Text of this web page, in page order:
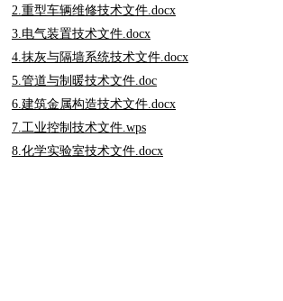
2.重型车辆维修技术文件.docx
3.电气装置技术文件.docx
4.抹灰与隔墙系统技术文件.docx
5.管道与制暖技术文件.doc
6.建筑金属构造技术文件.docx
7.工业控制技术文件.wps
8.化学实验室技术文件.docx